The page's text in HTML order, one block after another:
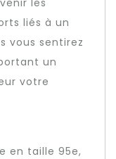
les
liés à un
vous sentirez
un
votre
en taille 95e,